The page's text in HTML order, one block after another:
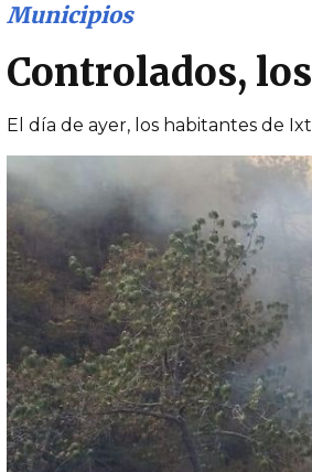
Municipios
Controlados,
El día de ayer, los habitantes de